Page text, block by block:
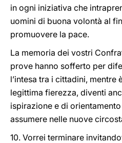
in ogni iniziativa che
uomini di buona volontà al
promuovere la pace.
La memoria dei vostri
prove hanno sofferto per
l’intesa tra i cittadini, mentre
legittima fierezza, diventi
ispirazione e di
assumere nelle nuove
10. Vorrei terminare